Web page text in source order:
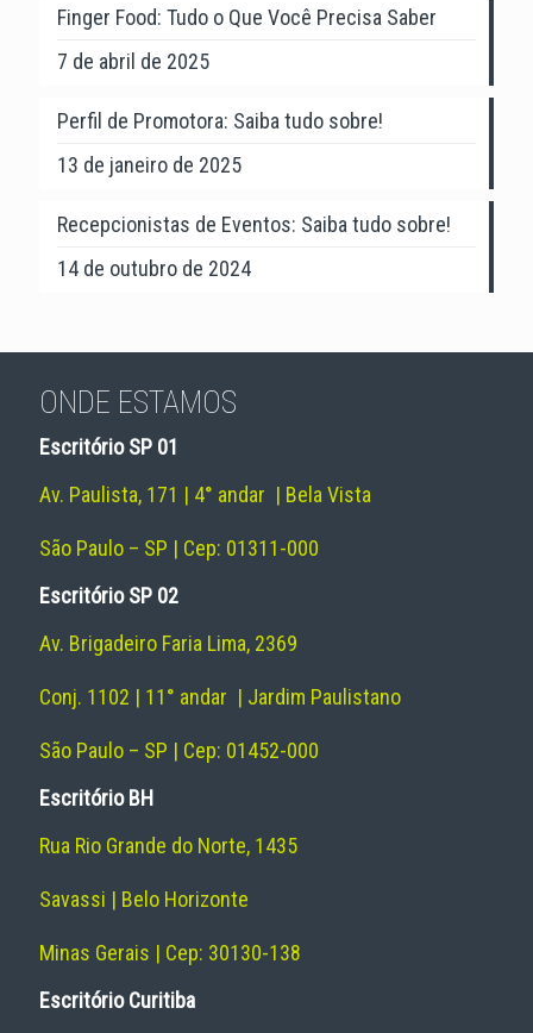
Finger Food: Tudo o Que Você Precisa Saber
7 de abril de 2025
Perfil de Promotora: Saiba tudo sobre!
13 de janeiro de 2025
Recepcionistas de Eventos: Saiba tudo sobre!
14 de outubro de 2024
ONDE ESTAMOS
Escritório SP 01
Av. Paulista, 171 | 4° andar | Bela Vista
São Paulo – SP | Cep: 01311-000
Escritório SP 02
Av. Brigadeiro Faria Lima, 2369
Conj. 1102 | 11° andar | Jardim Paulistano
São Paulo – SP | Cep: 01452-000
Escritório BH
Rua Rio Grande do Norte, 1435
Savassi | Belo Horizonte
Minas Gerais | Cep: 30130-138
Escritório Curitiba